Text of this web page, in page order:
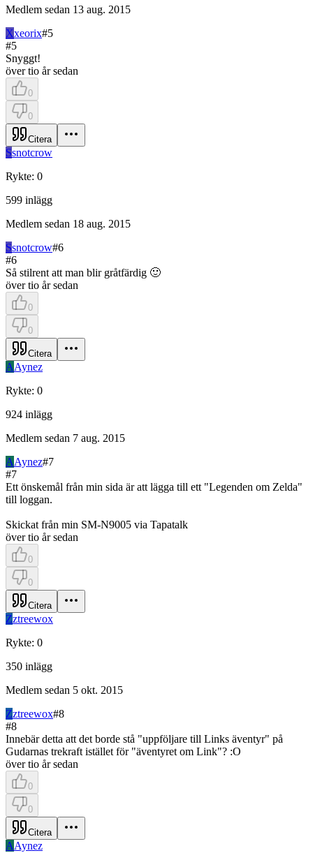
Medlem sedan 13 aug. 2015
Xxeorix#5
#5
Snyggt!
över tio år sedan
0
0
Citera
Ssnotcrow
Rykte: 0
599 inlägg
Medlem sedan 18 aug. 2015
Ssnotcrow#6
#6
Så stilrent att man blir gråtfärdig 🙂
över tio år sedan
0
0
Citera
AAynez
Rykte: 0
924 inlägg
Medlem sedan 7 aug. 2015
AAynez#7
#7
Ett önskemål från min sida är att lägga till ett "Legenden om Zelda"
till loggan.
Skickat från min SM-N9005 via Tapatalk
över tio år sedan
0
0
Citera
Zztreewox
Rykte: 0
350 inlägg
Medlem sedan 5 okt. 2015
Zztreewox#8
#8
Innebär detta att det borde stå "uppföljare till Links äventyr" på
Gudarnas trekraft istället för "äventyret om Link"? :O
över tio år sedan
0
0
Citera
AAynez